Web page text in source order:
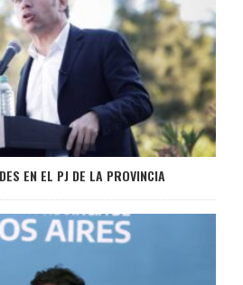
EN EL PJ DE LA PROVINCIA